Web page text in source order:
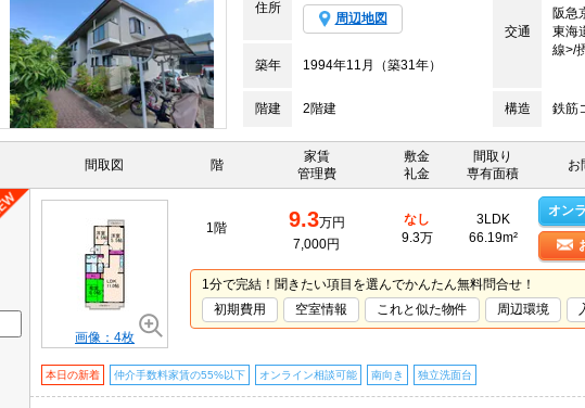
住所
周辺地図
交通
阪急
東海
線>/
築年
1994年11月（築31年）
階建 2階建 構造 鉄筋
間取図 階
家賃
管理費
敷金
礼金
間取り
専有面積
お
画像：4枚
1階 9.3万円
7,000円
なし
9.3万
3LDK
66.19m²
オン
1分で完結！聞きたい項目を選んでかんたん無料問合せ！
初期費用
空室情報 これと似た物件 周辺環境
本日の新着 仲介手数料家賃の55%以下 オンライン相談可能 南向き 独立洗面台